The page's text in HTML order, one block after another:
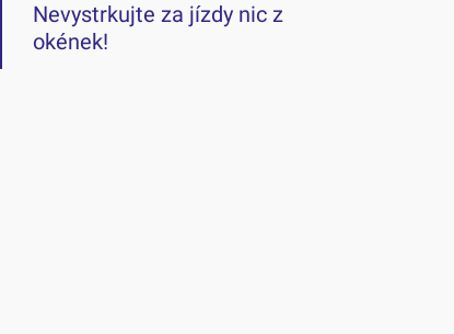
Nevystrkujte za jízdy nic z
okének!